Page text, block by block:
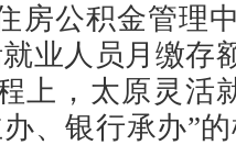
房公积金管理
业人员月缴存
上，太原灵活
、银行承办”